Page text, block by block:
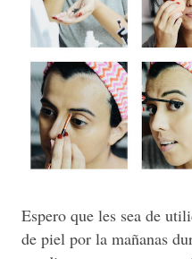
Espero que les sea de
de piel por la mañanas